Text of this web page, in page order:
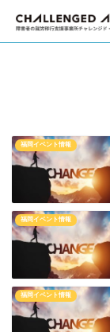
福岡イベント情報
福岡イベント情報
福岡イベント情報